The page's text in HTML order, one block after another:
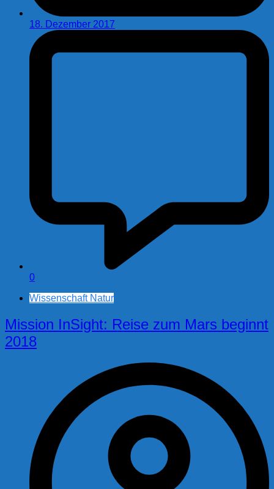
18. Dezember 2017
0
Wissenschaft Natur
Mission InSight: Reise zum Mars beginnt
2018